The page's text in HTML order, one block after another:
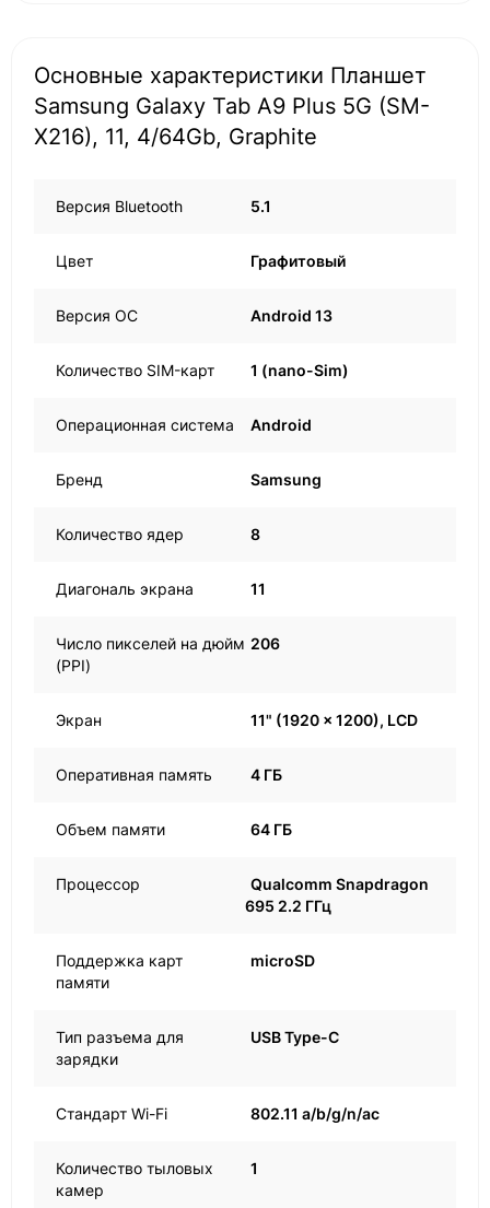
Основные характеристики Планшет
Samsung Galaxy Tab A9 Plus 5G (SM-
X216), 11, 4/64Gb, Graphite
Версия Bluetooth 5.1
Цвет Графитовый
Версия ОС Android 13
Количество SIM-карт 1 (nano-Sim)
Операционная система Android
Бренд Samsung
Количество ядер 8
Диагональ экрана 11
Число пикселей на дюйм
(PPI)
206
Экран 11" (1920 x 1200), LCD
Оперативная память 4 ГБ
Объем памяти 64 ГБ
Процессор
Qualcomm Snapdragon
695 2.2 ГГц
Поддержка карт
памяти
microSD
Тип разъема для
зарядки
USB Type-C
Стандарт Wi-Fi 802.11 a/b/g/n/ac
Количество тыловых
камер
1